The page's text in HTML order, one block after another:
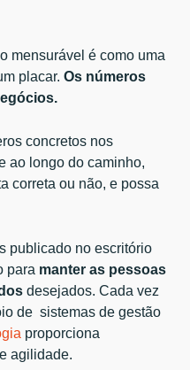
mensurável é como uma
placar.Os números
concretos nos
ao longo do caminho,
correta ou não, e possa
publicado no escritório
para manter as pessoas
desejados. Cada vez
de sistemas de gestão
proporciona
agilidade.